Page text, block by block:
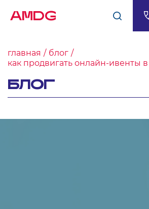
AMDG
главная
блог
как продвигать онлайн-ивенты
БЛОГ